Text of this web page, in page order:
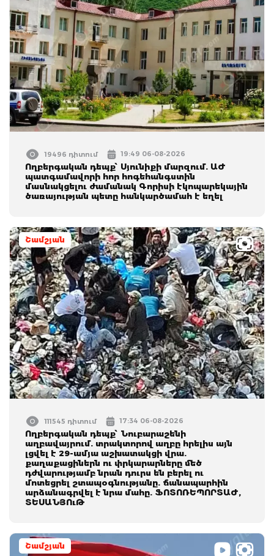
19496 դիտում 19:49 06-08-2026
Ողբերգական դեպք՝ Սյունիքի մարզում. ԱԺ
պատգամավորի հոր հոգեհանգստին
մասնակցելու ժամանակ Գորիսի էկոպարեկային
ծառայության պետը հանկարծամահ է եղել
Շամշյան
111545 դիտում 17:34 06-08-2026
Ողբերգական դեպք՝ Նուբարաշենի
աղբավայրում. տրակտորով աղբը հրելիս այն
լցվել է 29-ամյա աշխատակցի վրա.
քաղաքացիներն ու փրկարարները մեծ
դժվարությամբ նրան դուրս են բերել ու
մոտեցրել շտապօգնությանը. ճանապարհին
արձանագրվել է նրա մահը. ՖՈՏՈՌԵՊՈՐՏԱԺ,
ՏԵՍԱՆՅՈւԹ
Շամշյան